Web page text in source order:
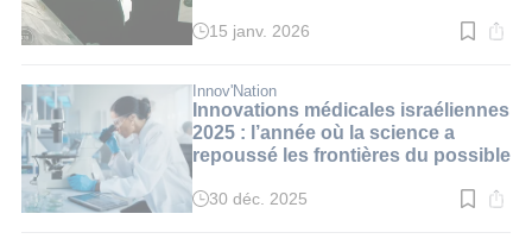
Temps
:
3
min.
15 janv. 2026
Innov'Nation
Innovations médicales israéliennes
2025 : l’année où la science a
repoussé les frontières du possible
Temps
30 déc. 2025